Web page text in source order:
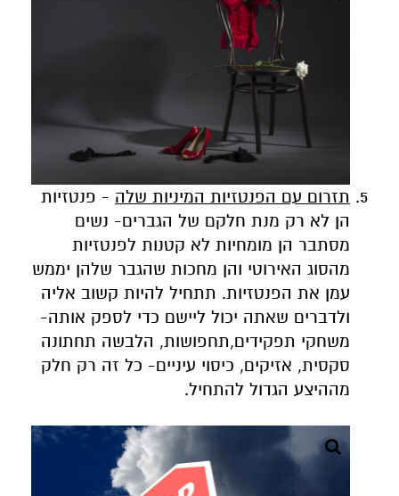
תזרום עם הפנטזיות המיניות שלה - פנטזיות
הן לא רק מנת חלקם של הגברים- נשים
מסתבר הן מומחיות לא קטנות לפנטזיות
מהסוג האירוטי והן מחכות שהגבר שלהן יממש
עמן את הפנטזיות. תתחיל להיות קשוב אליה
ולדברים שאתה יכול ליישם כדי לספק אותה-
משחקי תפקידים,תחפושות, הלבשה תחתונה
סקסית, אזיקים, כיסוי עיניים- כל זה רק חלק
מההיצע הגדול להתחיל.